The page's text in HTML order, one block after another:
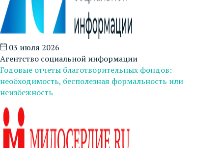
03 июля 2026
Агентство социальной информации
Годовые отчеты благотворительных фондов:
необходимость, бесполезная формальность или
неизбежность